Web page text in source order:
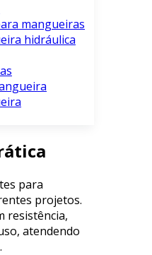
mangueiras
hidráulica
para
projetos.
resistência,
atendendo